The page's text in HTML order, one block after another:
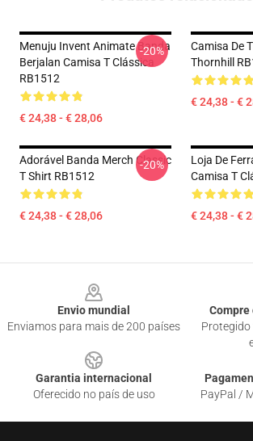
Menuju Invent Animate Banda
Berjalan Camisa T Clássica
RB1512
€ 24,38 - € 28,06
-20%
Camisa De
Thornhill
€ 24,38 - €
Adorável Banda Merch Classic
T Shirt RB1512
€ 24,38 - € 28,06
-20%
Loja De
Camisa T
€ 24,38 - €
Envio mundial
Enviamos para mais de 200 países
Compre
Protegido
Garantia internacional
Oferecido no país de uso
PayPal /